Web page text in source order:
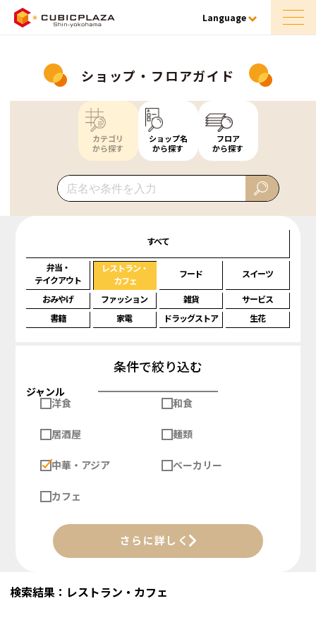
Language
ショップ・フロアガイド
カテゴリ
から探す
ショップ名
から探す
フロア
から探す
すべて
弁当・
テイクアウト
レストラン・
カフェ
フード スイーツ
おみやげ ファッション 雑貨
サービス
書籍
家電 ドラッグストア 生花
条件で絞り込む
ジャンル
洋食
和食
居酒屋 麺類
中華・アジア ベーカリー
カフェ
さらに詳しく
検索結果：レストラン・カフェ